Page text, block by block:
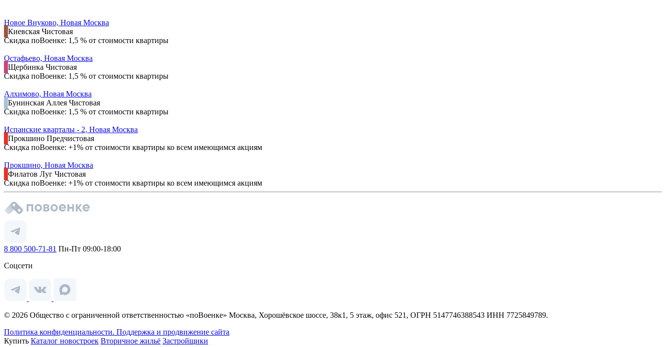
Новое Внуково, Новая Москва
Киевская Чистовая
Скидка поВоенке: 1,5 % от стоимости квартиры
Остафьево, Новая Москва
Щербинка Чистовая
Скидка поВоенке: 1,5 % от стоимости квартиры
Алхимово, Новая Москва
Бунинская Аллея Чистовая
Скидка поВоенке: 1,5 % от стоимости квартиры
Испанские кварталы - 2, Новая Москва
Прокшино Предчистовая
Скидка поВоенке: +1% от стоимости квартиры ко всем имеющимся акциям
Прокшино, Новая Москва
Филатов Луг Чистовая
Скидка поВоенке: +1% от стоимости квартиры ко всем имеющимся акциям
8 800 500-71-81 Пн-Пт 09:00-18:00
Соцсети
© 2026 Общество с ограниченной ответственностью «поВоенке» Москва, Хорошёвское шоссе, 38к1, 5 этаж, офис 521, ОГРН 5147746388543 ИНН 7725849789.
Политика конфиденциальности. Поддержка и продвижение сайта
Купить Каталог новостроек Вторичное жильё Застройщики